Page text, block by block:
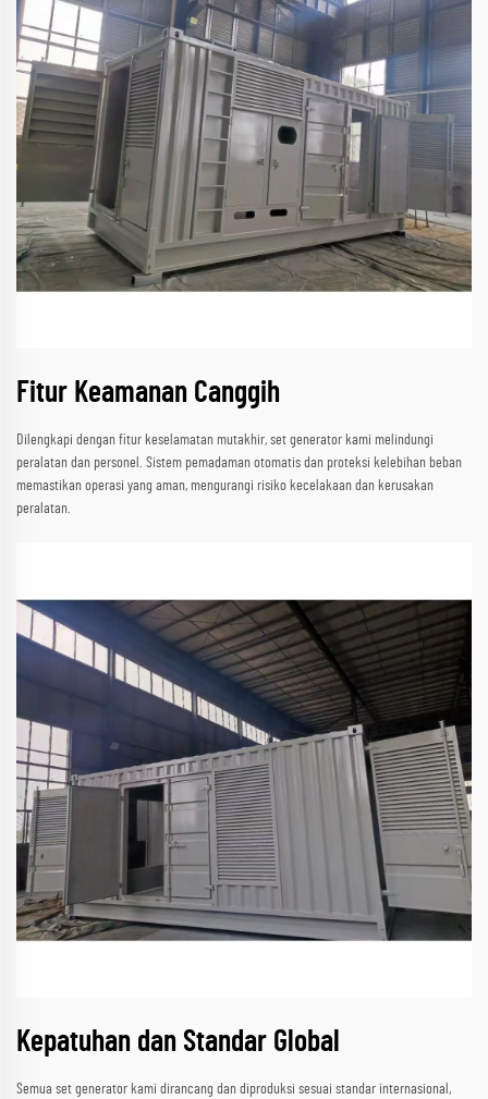
Fitur Keamanan Canggih
Dilengkapi dengan fitur keselamatan mutakhir, set generator kami melindungi
peralatan dan personel. Sistem pemadaman otomatis dan proteksi kelebihan beban
memastikan operasi yang aman, mengurangi risiko kecelakaan dan kerusakan
peralatan.
Kepatuhan dan Standar Global
Semua set generator kami dirancang dan diproduksi sesuai standar internasional,